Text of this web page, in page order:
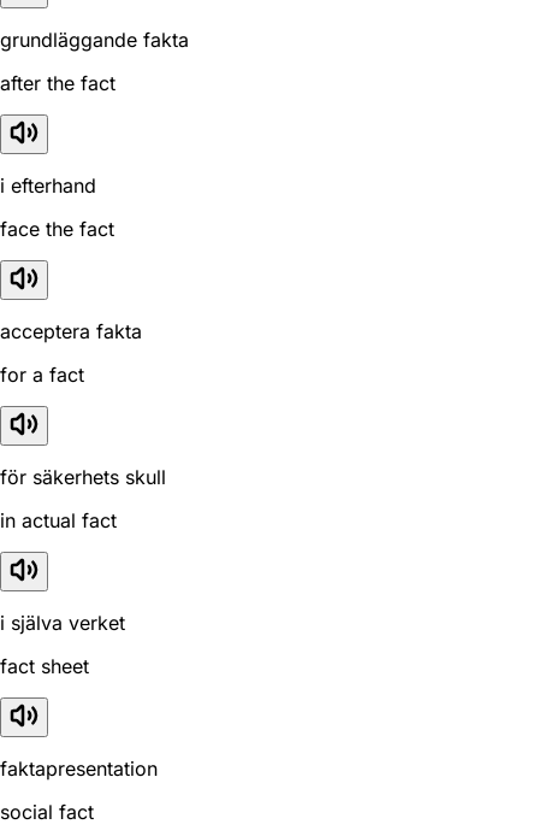
grundläggande fakta
after the fact
i efterhand
face the fact
acceptera fakta
for a fact
för säkerhets skull
in actual fact
i själva verket
fact sheet
faktapresentation
social fact